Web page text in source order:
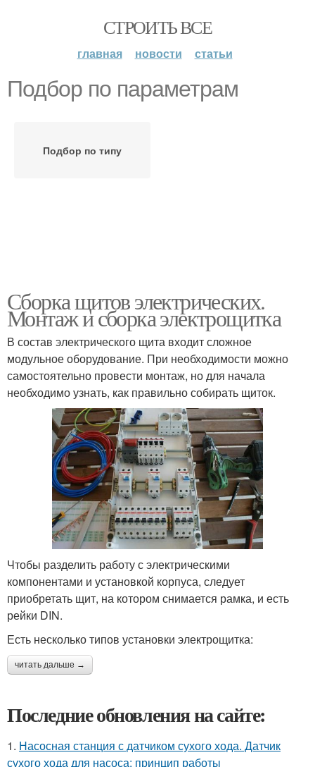
СТРОИТЬ ВСЕ
главная новости статьи
Подбор по параметрам
Подбор по типу
Сборка щитов электрических.
Монтаж и сборка электрощитка
В состав электрического щита входит сложное
модульное оборудование. При необходимости можно
самостоятельно провести монтаж, но для начала
необходимо узнать, как правильно собирать щиток.
Чтобы разделить работу с электрическими
компонентами и установкой корпуса, следует
приобретать щит, на котором снимается рамка, и есть
рейки DIN.
Есть несколько типов установки электрощитка:
читать дальше →
Последние обновления на сайте:
1. Насосная станция с датчиком сухого хода. Датчик
сухого хода для насоса: принцип работы